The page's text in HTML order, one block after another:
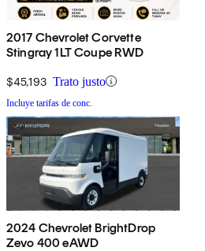
2017 Chevrolet Corvette
Stingray 1LT Coupe RWD
$45,193 Trato justo
Incluye tarifas de conc.
2024 Chevrolet BrightDrop
Zevo 400 eAWD